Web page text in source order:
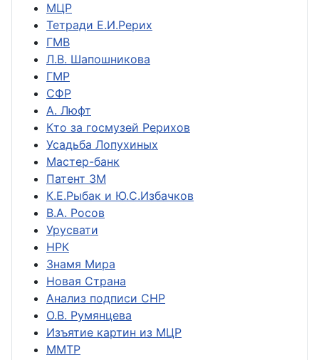
МЦР
Тетради Е.И.Рерих
ГМВ
Л.В. Шапошникова
ГМР
СФР
А. Люфт
Кто за госмузей Рерихов
Усадьба Лопухиных
Мастер-банк
Патент ЗМ
К.Е.Рыбак и Ю.С.Избачков
В.А. Росов
Урусвати
НРК
Знамя Мира
Новая Страна
Анализ подписи СНР
О.В. Румянцева
Изъятие картин из МЦР
ММТР